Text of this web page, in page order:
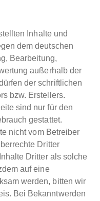
Inhalte und
dem deutschen
Bearbeitung,
außerhalb der
der schriftlichen
bzw. Erstellers.
sind nur für den
gestattet.
nicht vom Betreiber
Dritter
Dritter als solche
auf eine
werden, bitten wir
Bei Bekanntwerden